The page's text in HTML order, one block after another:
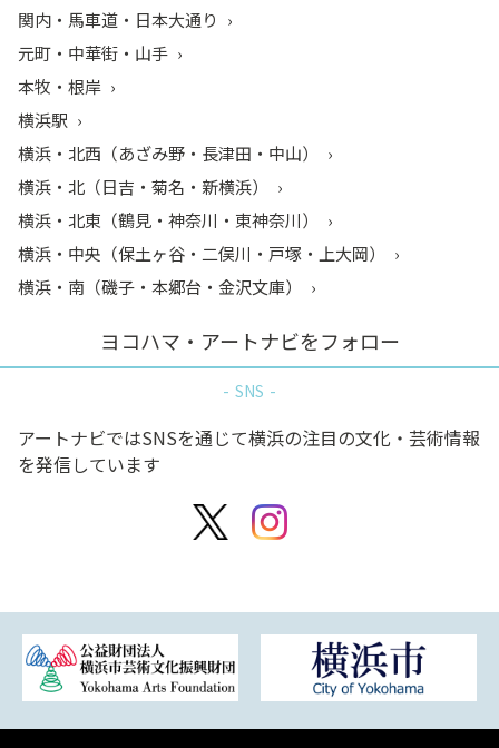
関内・馬車道・日本大通り
元町・中華街・山手
本牧・根岸
横浜駅
横浜・北西（あざみ野・長津田・中山）
横浜・北（日吉・菊名・新横浜）
横浜・北東（鶴見・神奈川・東神奈川）
横浜・中央（保土ヶ谷・二俣川・戸塚・上大岡）
横浜・南（磯子・本郷台・金沢文庫）
ヨコハマ・アートナビをフォロー
SNS
アートナビではSNSを通じて横浜の注目の文化・芸術情報
を発信しています